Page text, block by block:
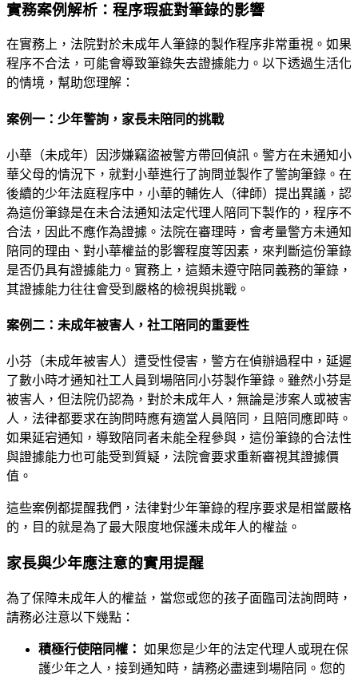
實務案例解析：程序瑕疵對筆錄的影響
在實務上，法院對於未成年人筆錄的製作程序非常重視。如果
程序不合法，可能會導致筆錄失去證據能力。以下透過生活化
的情境，幫助您理解：
案例一：少年警詢，家長未陪同的挑戰
小華（未成年）因涉嫌竊盜被警方帶回偵訊。警方在未通知小
華父母的情況下，就對小華進行了詢問並製作了警詢筆錄。在
後續的少年法庭程序中，小華的輔佐人（律師）提出異議，認
為這份筆錄是在未合法通知法定代理人陪同下製作的，程序不
合法，因此不應作為證據。法院在審理時，會考量警方未通知
陪同的理由、對小華權益的影響程度等因素，來判斷這份筆錄
是否仍具有證據能力。實務上，這類未遵守陪同義務的筆錄，
其證據能力往往會受到嚴格的檢視與挑戰。
案例二：未成年被害人，社工陪同的重要性
小芬（未成年被害人）遭受性侵害，警方在偵辦過程中，延遲
了數小時才通知社工人員到場陪同小芬製作筆錄。雖然小芬是
被害人，但法院仍認為，對於未成年人，無論是涉案人或被害
人，法律都要求在詢問時應有適當人員陪同，且陪同應即時。
如果延宕通知，導致陪同者未能全程參與，這份筆錄的合法性
與證據能力也可能受到質疑，法院會要求重新審視其證據價
值。
這些案例都提醒我們，法律對少年筆錄的程序要求是相當嚴格
的，目的就是為了最大限度地保護未成年人的權益。
家長與少年應注意的實用提醒
為了保障未成年人的權益，當您或您的孩子面臨司法詢問時，
請務必注意以下幾點：
積極行使陪同權： 如果您是少年的法定代理人或現在保
護少年之人，接到通知時，請務必盡速到場陪同。您的